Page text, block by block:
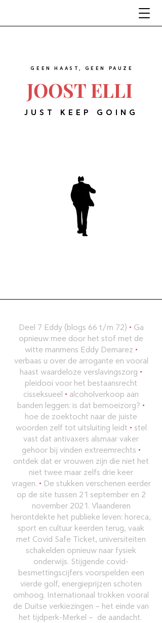
JOOST ELLI
GEEN HAAST, GEEN PAUZE
JUST KEEP GOING
Deel 7 Eddy (blogs 66 t/m 72) • Ga
opnieuw mee door het stof met de
witte manmens Eddy Demarez •
verbaas u over de arrogante en vooral
haast waardeloze verslavingszorg •
pleidooi voor het bestaansrecht
cisseksueel • alcoholverkoop aan
banden leggen: is dat bemoeizorg? •
hoe de zoektocht naar de juiste
woorden zelf tot uitsluiting leidt • stel
vast dat antivaxers alsmaar vaker
gehoor bij vinden extreemrechts •
ontdek dat er vrouwen zijn die niet het
niet twee maar zelfs drie keer
vragen. • De stukken verschenen eerder
op de site tussen 21 september en 2
november 2021. Vlaanderen
herontdekte het publieke leven: horeca,
sport en cultuur keerden terug, vaak
met Covid Safe Ticket, universiteiten
schakelden opnieuw naar fysiek
onderwijs. Stijgende covid-
besmettingscijfers voorspelden een
vierde golf, energieprijzen schoten
omhoog. Internationaal trokken vooral
de Duitse verkiezingen – het einde van
het tijdperk-Merkel – de aandacht.